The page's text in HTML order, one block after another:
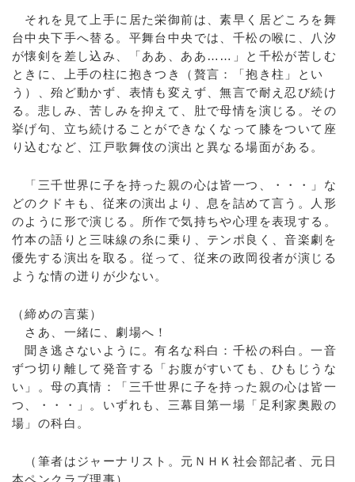
それを見て上手に居た栄御前は、素早く居どころを舞
台中央下手へ替る。平舞台中央では、千松の喉に、八汐
が懐剣を差し込み、「ああ、ああ……」と千松が苦しむ
ときに、上手の柱に抱きつき（贅言：「抱き柱」とい
う）、殆ど動かず、表情も変えず、無言で耐え忍び続け
る。悲しみ、苦しみを抑えて、肚で母情を演じる。その
挙げ句、立ち続けることができなくなって膝をついて座
り込むなど、江戸歌舞伎の演出と異なる場面がある。
「三千世界に子を持った親の心は皆一つ、・・・」な
どのクドキも、従来の演出より、息を詰めて言う。人形
のように形で演じる。所作で気持ちや心理を表現する。
竹本の語りと三味線の糸に乗り、テンポ良く、音楽劇を
優先する演出を取る。従って、従来の政岡役者が演じる
ような情の迸りが少ない。
（締めの言葉）
さあ、一緒に、劇場へ！
聞き逃さないように。有名な科白：千松の科白。一音
ずつ切り離して発音する「お腹がすいても、ひもじうな
い」。母の真情：「三千世界に子を持った親の心は皆一
つ、・・・」。いずれも、三幕目第一場「足利家奥殿の
場」の科白。
（筆者はジャーナリスト。元ＮＨＫ社会部記者、元日
本ペンクラブ理事）